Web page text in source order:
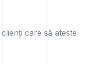
care să ateste